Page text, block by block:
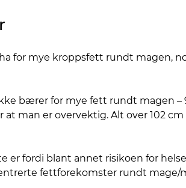
for mye kroppsfett rundt magen,
bærer for mye fett rundt magen –
man er overvektig. Alt over 102
er fordi blant annet risikoen for
fettforekomster rundt mage/